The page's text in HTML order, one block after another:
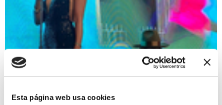
Esta página web usa cookies
29/10/2021